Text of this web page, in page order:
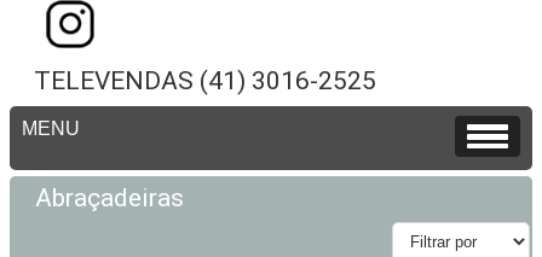
TELEVENDAS (41) 3016-2525
Abraçadeiras